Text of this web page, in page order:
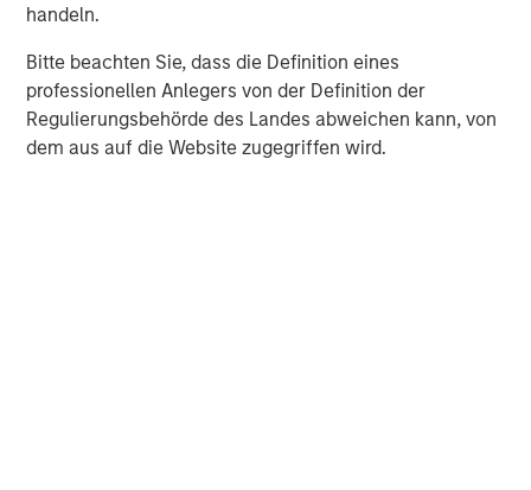
handeln.
Bitte beachten Sie, dass die Definition eines
professionellen Anlegers von der Definition der
Regulierungsbehörde des Landes abweichen kann, von
dem aus auf die Website zugegriffen wird.
Morgan Stanley Tactical Value
Morgan Stanley Tactical Value is an investment platform
targeting private, long-term and likely illiquid investments.